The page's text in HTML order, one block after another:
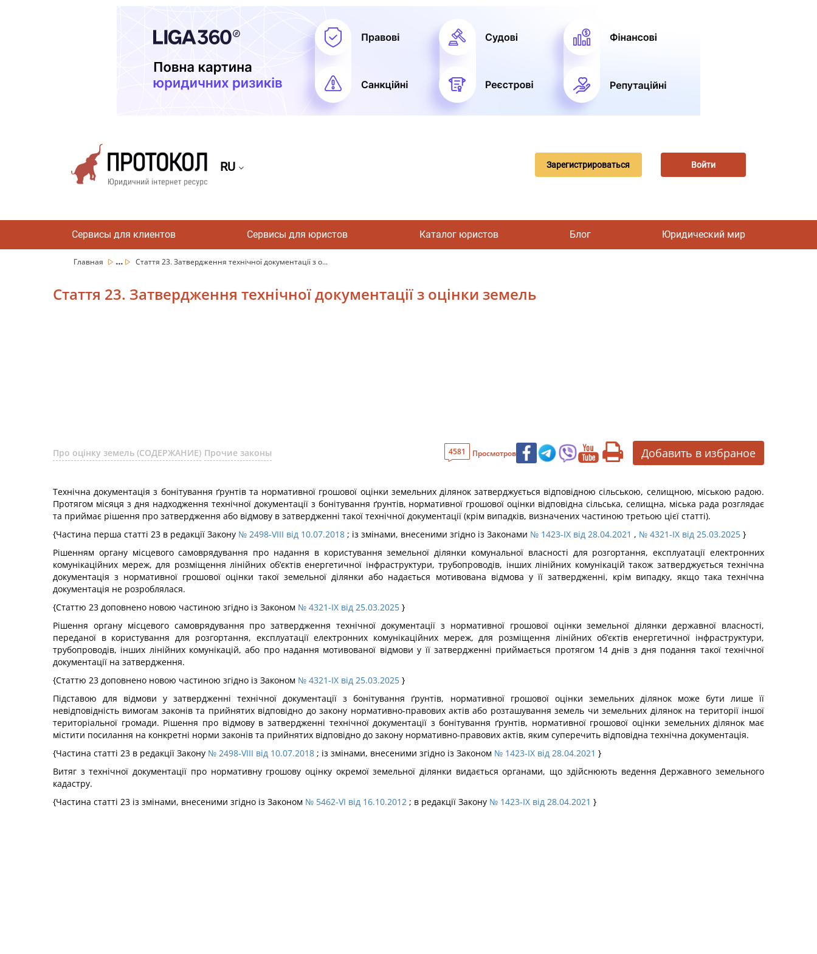
RU Зарегистрироваться Войти
Сервисы для клиентов Сервисы для юристов Каталог юристов Блог Юридический мир
Главная ... Стаття 23. Затвердження технічної документації з о...
Стаття 23. Затвердження технічної документації з оцінки земель
Про оцінку земель (СОДЕРЖАНИЕ) Прочие законы 4581 Просмотров Добавить в избраное
Технічна документація з бонітування ґрунтів та нормативної грошової оцінки земельних ділянок затверджується відповідною сільською, селищною, міською радою.
Протягом місяця з дня надходження технічної документації з бонітування ґрунтів, нормативної грошової оцінки відповідна сільська, селищна, міська рада розглядає
та приймає рішення про затвердження або відмову в затвердженні такої технічної документації (крім випадків, визначених частиною третьою цієї статті).
{Частина перша статті 23 в редакції Закону № 2498-VIII від 10.07.2018 ; із змінами, внесеними згідно із Законами № 1423-IX від 28.04.2021 , № 4321-IX від 25.03.2025 }
Рішенням органу місцевого самоврядування про надання в користування земельної ділянки комунальної власності для розгортання, експлуатації електронних
комунікаційних мереж, для розміщення лінійних об’єктів енергетичної інфраструктури, трубопроводів, інших лінійних комунікацій також затверджується технічна
документація з нормативної грошової оцінки такої земельної ділянки або надається мотивована відмова у її затвердженні, крім випадку, якщо така технічна
документація не розроблялася.
{Статтю 23 доповнено новою частиною згідно із Законом № 4321-IX від 25.03.2025 }
Рішення органу місцевого самоврядування про затвердження технічної документації з нормативної грошової оцінки земельної ділянки державної власності,
переданої в користування для розгортання, експлуатації електронних комунікаційних мереж, для розміщення лінійних об’єктів енергетичної інфраструктури,
трубопроводів, інших лінійних комунікацій, або про надання мотивованої відмови у її затвердженні приймається протягом 14 днів з дня подання такої технічної
документації на затвердження.
{Статтю 23 доповнено новою частиною згідно із Законом № 4321-IX від 25.03.2025 }
Підставою для відмови у затвердженні технічної документації з бонітування ґрунтів, нормативної грошової оцінки земельних ділянок може бути лише її
невідповідність вимогам законів та прийнятих відповідно до закону нормативно-правових актів або розташування земель чи земельних ділянок на території іншої
територіальної громади. Рішення про відмову в затвердженні технічної документації з бонітування ґрунтів, нормативної грошової оцінки земельних ділянок має
містити посилання на конкретні норми законів та прийнятих відповідно до закону нормативно-правових актів, яким суперечить відповідна технічна документація.
{Частина статті 23 в редакції Закону № 2498-VIII від 10.07.2018 ; із змінами, внесеними згідно із Законом № 1423-IX від 28.04.2021 }
Витяг з технічної документації про нормативну грошову оцінку окремої земельної ділянки видається органами, що здійснюють ведення Державного земельного
кадастру.
{Частина статті 23 із змінами, внесеними згідно із Законом № 5462-VI від 16.10.2012 ; в редакції Закону № 1423-IX від 28.04.2021 }